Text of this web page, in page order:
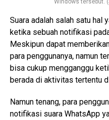
Suara adalah salah satu hal
ketika sebuah notifikasi
Meskipun dapat
para penggunanya, namun
bisa cukup mengganggu
berada di aktivitas tertentu
Namun tenang, para
notifikasi suara WhatsApp